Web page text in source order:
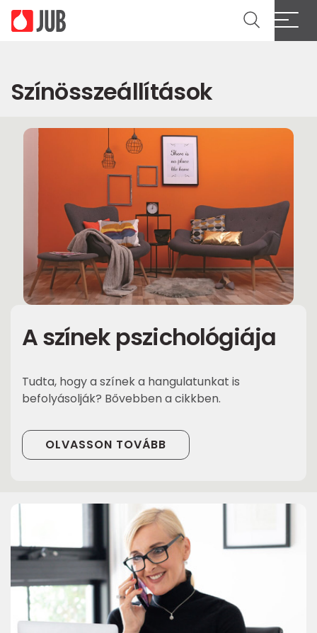
Színösszeállítások
A színek pszichológiája
Tudta, hogy a színek a hangulatunkat is
befolyásolják? Bővebben a cikkben.
OLVASSON TOVÁBB